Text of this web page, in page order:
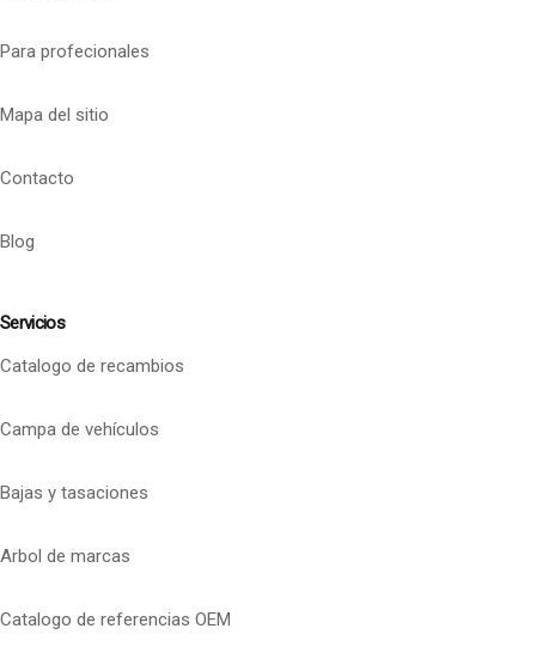
Para profecionales
Mapa del sitio
Contacto
Blog
Servicios
Catalogo de recambios
Campa de vehículos
Bajas y tasaciones
Arbol de marcas
Catalogo de referencias OEM